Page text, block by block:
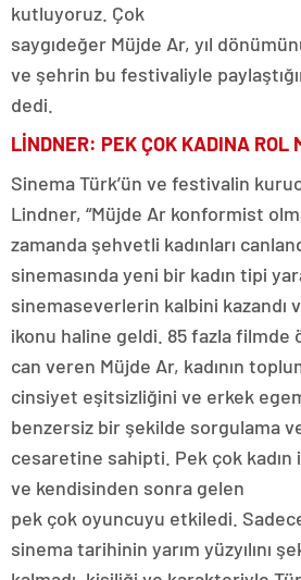
kutluyoruz. Çok
saygıdeğer Müjde Ar, yıl
ve şehrin bu festivaliyle
dedi.
LİNDNER: PEK ÇOK KADINA ROL
Sinema Türk’ün ve festivalin
Lindner, “Müjde Ar konformist
zamanda şehvetli kadınları
sinemasında yeni bir kadın tipi
sinemaseverlerin kalbini kazandı
ikonu haline geldi. 85 fazla
can veren Müjde Ar, kadının
cinsiyet eşitsizliğini ve erkek
benzersiz bir şekilde sorgulama
cesaretine sahipti. Pek çok
ve kendisinden sonra gelen
pek çok oyuncuyu etkiledi.
sinema tarihinin yarım yüzyılını